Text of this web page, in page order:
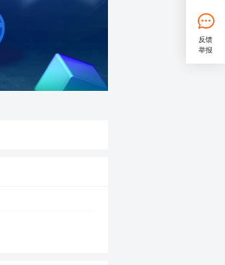
反馈
举报